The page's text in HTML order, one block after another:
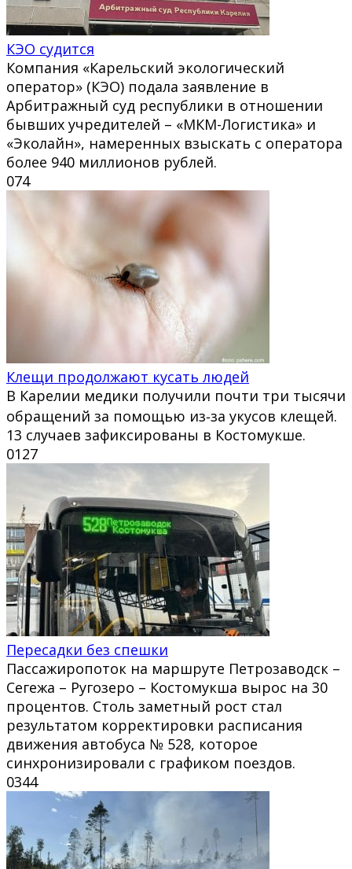
КЭО судится
Компания «Карельский экологический
оператор» (КЭО) подала заявление в
Арбитражный суд республики в отношении
бывших учредителей – «МКМ-Логистика» и
«Эколайн», намеренных взыскать с оператора
более 940 миллионов рублей.
074
Клещи продолжают кусать людей
В Карелии медики получили почти три тысячи
обращений за помощью из‑за укусов клещей.
13 случаев зафиксированы в Костомукше.
0127
Пересадки без спешки
Пассажиропоток на маршруте Петрозаводск –
Сегежа – Ругозеро – Костомукша вырос на 30
процентов. Столь заметный рост стал
результатом корректировки расписания
движения автобуса № 528, которое
синхронизировали с графиком поездов.
0344